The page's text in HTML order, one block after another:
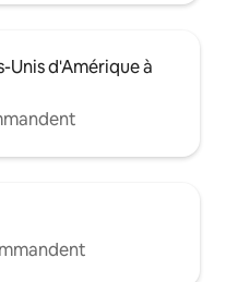
Unis d'Amérique à